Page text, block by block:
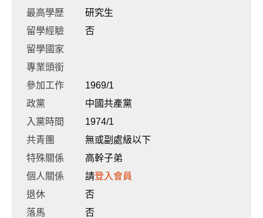
最高學歷
研究生
留學經驗
否
留學國家
專業頭銜
參加工作
1969/1
政黨
中國共產黨
入黨時間
1974/1
共青團
無或副處級以下
特殊關係
高幹子弟
個人關係
請登入會員
退休
否
落馬
否